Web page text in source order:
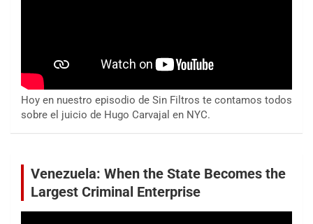
Hoy en nuestro episodio de Sin Filtros te contamos todos
sobre el juicio de Hugo Carvajal en NYC.
Venezuela: When the State Becomes the
Largest Criminal Enterprise